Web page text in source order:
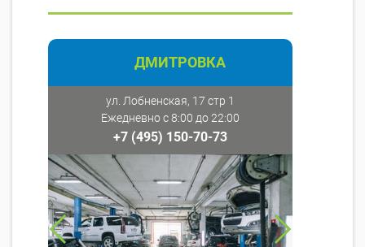
ДМИТРОВКА
ул. Лобненская, 17 стр 1
Ежедневно с 8:00 до 22:00
+7 (495) 150-70-73